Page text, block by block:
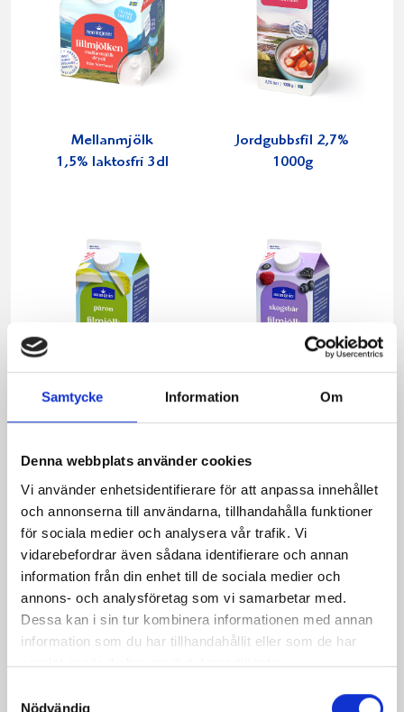
Samtycke Information Om
Denna webbplats använder cookies
Vi använder enhetsidentifierare för att anpassa innehållet
och annonserna till användarna, tillhandahålla funktioner
för sociala medier och analysera vår trafik. Vi
vidarebefordrar även sådana identifierare och annan
information från din enhet till de sociala medier och
annons- och analysföretag som vi samarbetar med.
Dessa kan i sin tur kombinera informationen med annan
information som du har tillhandahållit eller som de har
samlat in när du har använt deras tjänster.
Nödvändig
Mellanmjölk
1,5% laktosfri 3dl
Jordgubbsfil 2,7%
1000g
1000g
1000g